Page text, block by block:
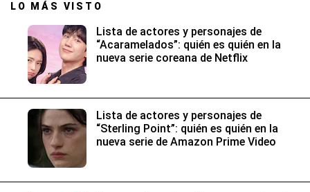
LO MÁS VISTO
Lista de actores y personajes de
“Acaramelados”: quién es quién en la
nueva serie coreana de Netflix
Lista de actores y personajes de
“Sterling Point”: quién es quién en la
nueva serie de Amazon Prime Video